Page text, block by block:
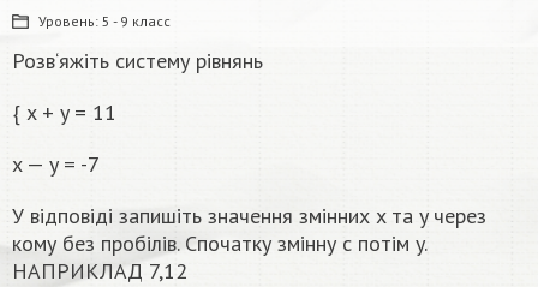
Уровень: 5 - 9 класс
Розв‘яжіть систему рівнянь
{ x + y = 11
x — y = -7
У відповіді запишіть значення змінних x та y через
кому без пробілів. Спочатку змінну c потім y.
НАПРИКЛАД 7,12